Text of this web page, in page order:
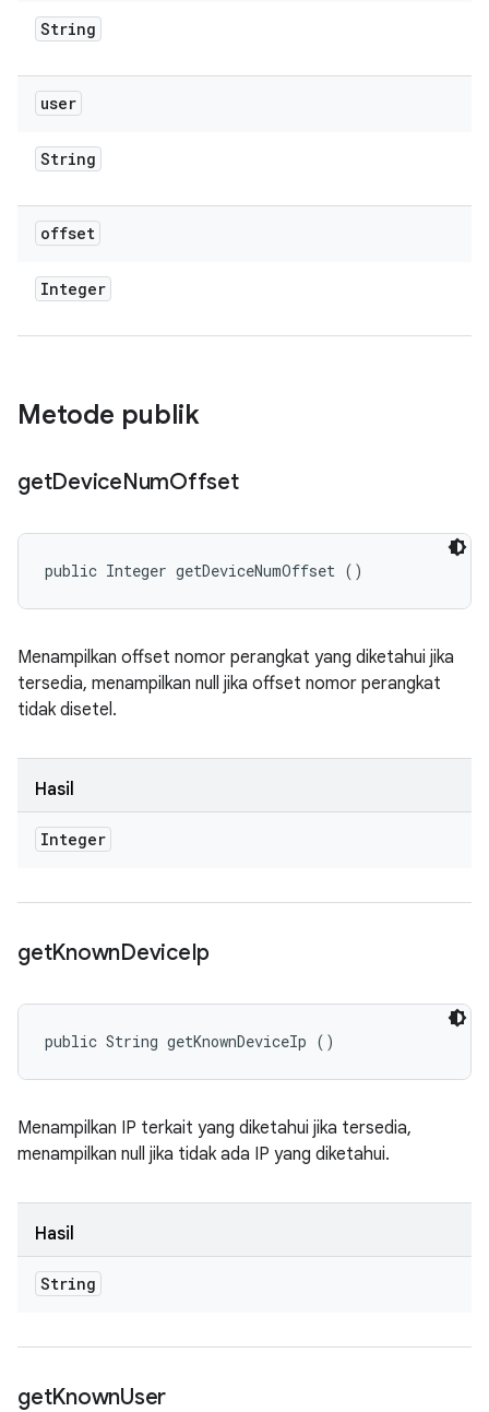
String
user
String
offset
Integer
Metode publik
getDeviceNumOffset
public Integer getDeviceNumOffset ()
Menampilkan offset nomor perangkat yang diketahui jika
tersedia, menampilkan null jika offset nomor perangkat
tidak disetel.
Hasil
Integer
getKnownDeviceIp
public String getKnownDeviceIp ()
Menampilkan IP terkait yang diketahui jika tersedia,
menampilkan null jika tidak ada IP yang diketahui.
Hasil
String
getKnownUser